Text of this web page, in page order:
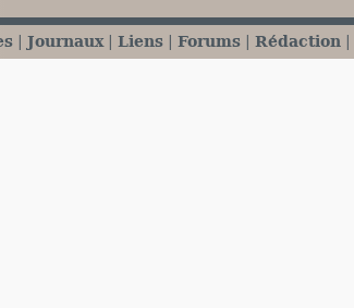
Journaux Liens Forums Rédaction